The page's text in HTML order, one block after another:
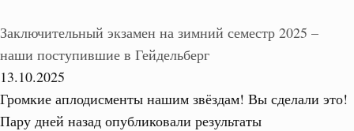
Заключительный экзамен на зимний семестр 2025 –
наши поступившие в Гейдельберг
13.10.2025
Громкие аплодисменты нашим звёздам! Вы сделали это!
Пару дней назад опубликовали результаты